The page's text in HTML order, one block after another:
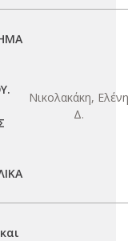
Νικολακάκη, Ελένη
Δ.